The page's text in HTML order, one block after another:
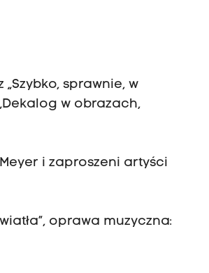
sprawnie, w
w obrazach,
i zaproszeni artyści
oprawa muzyczna: